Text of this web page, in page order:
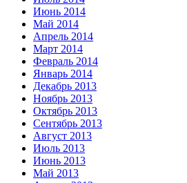
Июнь 2014
Май 2014
Апрель 2014
Март 2014
Февраль 2014
Январь 2014
Декабрь 2013
Ноябрь 2013
Октябрь 2013
Сентябрь 2013
Август 2013
Июль 2013
Июнь 2013
Май 2013